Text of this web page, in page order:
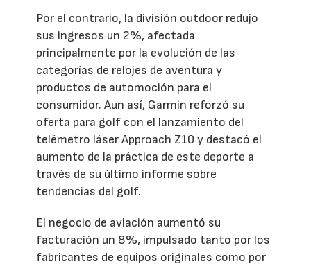
Por el contrario, la división outdoor redujo
sus ingresos un 2%, afectada
principalmente por la evolución de las
categorías de relojes de aventura y
productos de automoción para el
consumidor. Aun así, Garmin reforzó su
oferta para golf con el lanzamiento del
telémetro láser Approach Z10 y destacó el
aumento de la práctica de este deporte a
través de su último informe sobre
tendencias del golf.
El negocio de aviación aumentó su
facturación un 8%, impulsado tanto por los
fabricantes de equipos originales como por